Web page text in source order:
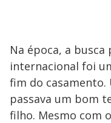
Na época, a
internacional foi
fim do casamento.
passava um bom
filho. Mesmo com